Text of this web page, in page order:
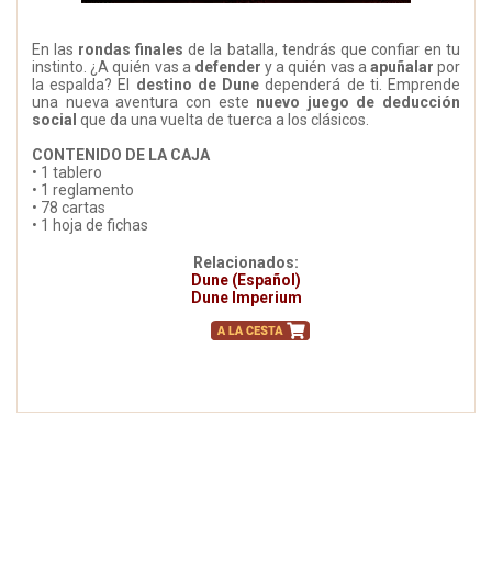
En las rondas finales de la batalla, tendrás que confiar en tu
instinto. ¿A quién vas a defender y a quién vas aapuñalar por
la espalda? El destino de Dune dependerá de ti. Emprende
una nueva aventura con este nuevo juego de deducción
social que da una vuelta de tuerca a los clásicos.
CONTENIDO DE LA CAJA
• 1 tablero
• 1 reglamento
• 78 cartas
• 1 hoja de fichas
Relacionados:
Dune (Español)
Dune Imperium